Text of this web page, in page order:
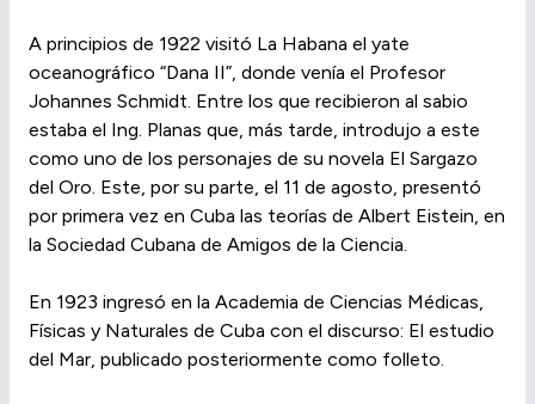
A principios de 1922 visitó La Habana el yate
oceanográfico “Dana II”, donde venía el Profesor
Johannes Schmidt. Entre los que recibieron al sabio
estaba el Ing. Planas que, más tarde, introdujo a este
como uno de los personajes de su novela El Sargazo
del Oro. Este, por su parte, el 11 de agosto, presentó
por primera vez en Cuba las teorías de Albert Eistein, en
la Sociedad Cubana de Amigos de la Ciencia.
En 1923 ingresó en la Academia de Ciencias Médicas,
Físicas y Naturales de Cuba con el discurso: El estudio
del Mar, publicado posteriormente como folleto.